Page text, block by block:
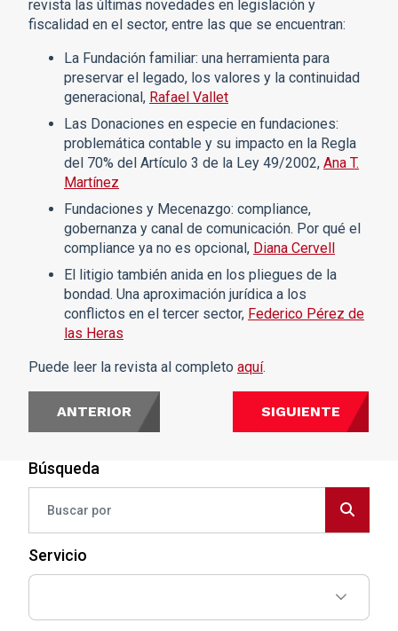
Búsqueda
Servicio
revista las últimas novedades en legislación y
fiscalidad en el sector, entre las que se encuentran:
La Fundación familiar: una herramienta para
preservar el legado, los valores y la continuidad
generacional, Rafael Vallet
Las Donaciones en especie en fundaciones:
problemática contable y su impacto en la Regla
del 70% del Artículo 3 de la Ley 49/2002, Ana T.
Martínez
Fundaciones y Mecenazgo: compliance,
gobernanza y canal de comunicación. Por qué el
compliance ya no es opcional, Diana Cervell
El litigio también anida en los pliegues de la
bondad. Una aproximación jurídica a los
conflictos en el tercer sector, Federico Pérez de
las Heras
Puede leer la revista al completo aquí.
ANTERIOR SIGUIENTE